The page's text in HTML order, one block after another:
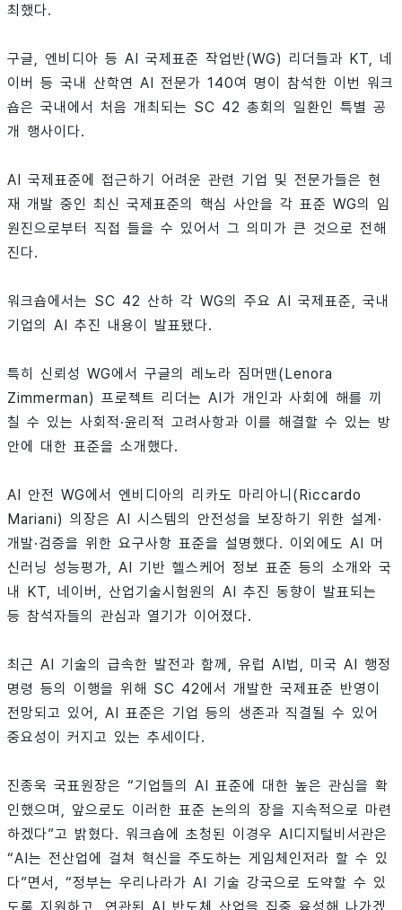
최했다.
구글, 엔비디아 등 AI 국제표준 작업반(WG) 리더들과 KT, 네
이버 등 국내 산학연 AI 전문가 140여 명이 참석한 이번 워크
숍은 국내에서 처음 개최되는 SC 42 총회의 일환인 특별 공
개 행사이다.
AI 국제표준에 접근하기 어려운 관련 기업 및 전문가들은 현
재 개발 중인 최신 국제표준의 핵심 사안을 각 표준 WG의 임
원진으로부터 직접 들을 수 있어서 그 의미가 큰 것으로 전해
진다.
워크숍에서는 SC 42 산하 각 WG의 주요 AI 국제표준, 국내
기업의 AI 추진 내용이 발표됐다.
특히 신뢰성 WG에서 구글의 레노라 짐머맨(Lenora
Zimmerman) 프로젝트 리더는 AI가 개인과 사회에 해를 끼
칠 수 있는 사회적·윤리적 고려사항과 이를 해결할 수 있는 방
안에 대한 표준을 소개했다.
AI 안전 WG에서 엔비디아의 리카도 마리아니(Riccardo
Mariani) 의장은 AI 시스템의 안전성을 보장하기 위한 설계·
개발·검증을 위한 요구사항 표준을 설명했다. 이외에도 AI 머
신러닝 성능평가, AI 기반 헬스케어 정보 표준 등의 소개와 국
내 KT, 네이버, 산업기술시험원의 AI 추진 동향이 발표되는
등 참석자들의 관심과 열기가 이어졌다.
최근 AI 기술의 급속한 발전과 함께, 유럽 AI법, 미국 AI 행정
명령 등의 이행을 위해 SC 42에서 개발한 국제표준 반영이
전망되고 있어, AI 표준은 기업 등의 생존과 직결될 수 있어
중요성이 커지고 있는 추세이다.
진종욱 국표원장은 “기업들의 AI 표준에 대한 높은 관심을 확
인했으며, 앞으로도 이러한 표준 논의의 장을 지속적으로 마련
하겠다”고 밝혔다. 워크숍에 초청된 이경우 AI디지털비서관은
“AI는 전산업에 걸쳐 혁신을 주도하는 게임체인저라 할 수 있
다”면서, “정부는 우리나라가 AI 기술 강국으로 도약할 수 있